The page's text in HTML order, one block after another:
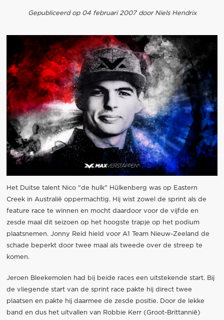
Gepubliceerd op 04 februari 2007 door Niels Hendrix
Het Duitse talent Nico "de hulk" Hülkenberg was op Eastern
Creek in Australië oppermachtig. Hij wist zowel de sprint als de
feature race te winnen en mocht daardoor voor de vijfde en
zesde maal dit seizoen op het hoogste trapje op het podium
plaatsnemen. Jonny Reid hield voor A1 Team Nieuw-Zeeland de
schade beperkt door twee maal als tweede over de streep te
komen.
Jeroen Bleekemolen had bij beide races een uitstekende start. Bij
de vliegende start van de sprint race pakte hij direct twee
plaatsen en pakte hij daarmee de zesde positie. Door de lekke
band en dus het uitvallen van Robbie Kerr (Groot-Brittannië)